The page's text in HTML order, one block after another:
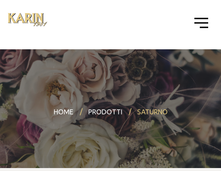
HOME PRODOTTI SATURNO